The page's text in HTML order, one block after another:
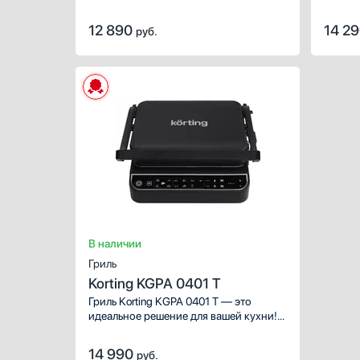
мощностью 2000 Вт с сенсорным
дисплеем в надежном корпусе
из нержавеющей стали
и качественного пластика.
12 890 руб. 14
В наличии
Гриль
Korting KGPA 0401 T
Гриль Korting KGPA 0401 T — это
идеальное решение для вашей кухни!
14 990 руб.